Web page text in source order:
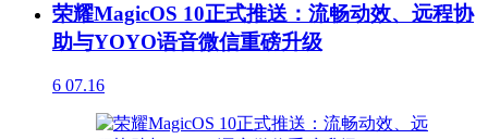
荣耀MagicOS 10正式推送：流畅动效、远程协
助与YOYO语音微信重磅升级
6 07.16